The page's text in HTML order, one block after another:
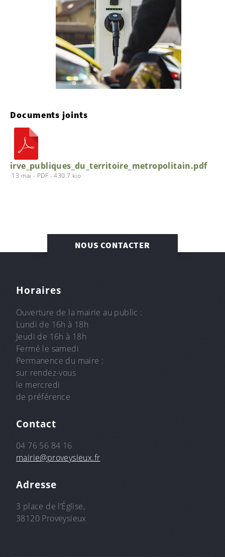
Documents joints
irve_publiques_du_territoire_metropolitain.pdf
13 mai - PDF -430.7 kio
NOUS CONTACTER
Horaires
Ouverture de la mairie au public :
Lundi de 16h à 18h
Jeudi de 16h à 18h
Fermé le samedi
Permanence du maire :
sur rendez-vous
le mercredi
de préférence
Contact
04 76 56 84 16
mairie@proveysieux.fr
Adresse
3 place de l’Église,
38120 Proveysieux